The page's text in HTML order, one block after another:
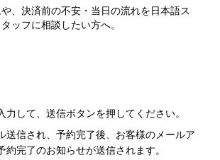
、決済前の不安・当日の流れを日本語ス
タッフに相談したい方へ。
力して、送信ボタンを押してください。
送信され、予約完了後、お客様のメールア
約完了のお知らせが送信されます。